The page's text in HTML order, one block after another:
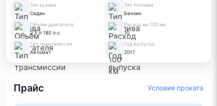
Тип кузова
Седан
Тип топлива
Бензин
Объём двигателя
2.5 л 180 л.с.
Расход на 100 км
10
Тип трансмиссии
Автомат
Год выпуска
2017
Прайс Условия проката